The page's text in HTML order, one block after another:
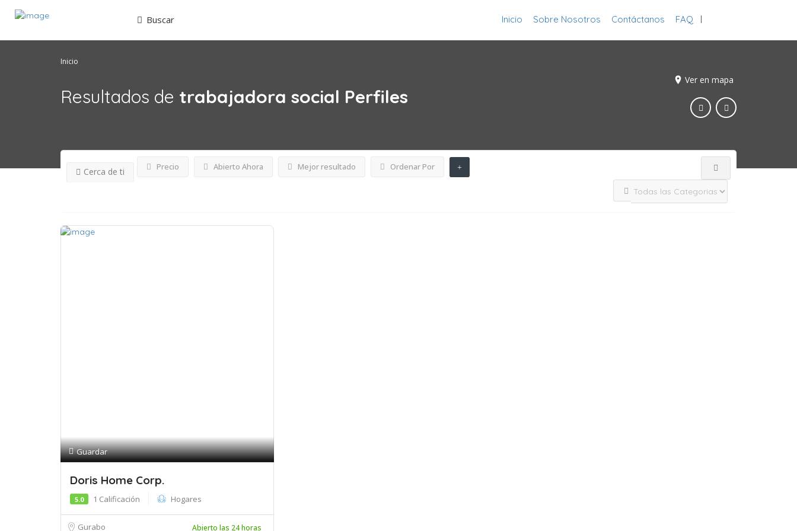
Buscar Inicio Sobre Nosotros Contáctanos FAQ
Inicio
Ver en mapa
Resultados de trabajadora social Perfiles
Precio Abierto Ahora
Cerca de ti Mejor resultado Ordenar Por
Guardar
Doris Home Corp.
5.0 1 Calificación Hogares
Gurabo Abierto las 24 horas